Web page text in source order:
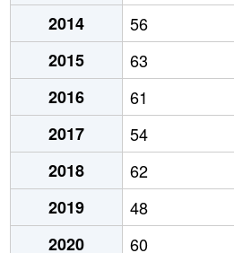
2014
56
2015
63
2016
61
2017
54
2018
62
2019
48
2020
60